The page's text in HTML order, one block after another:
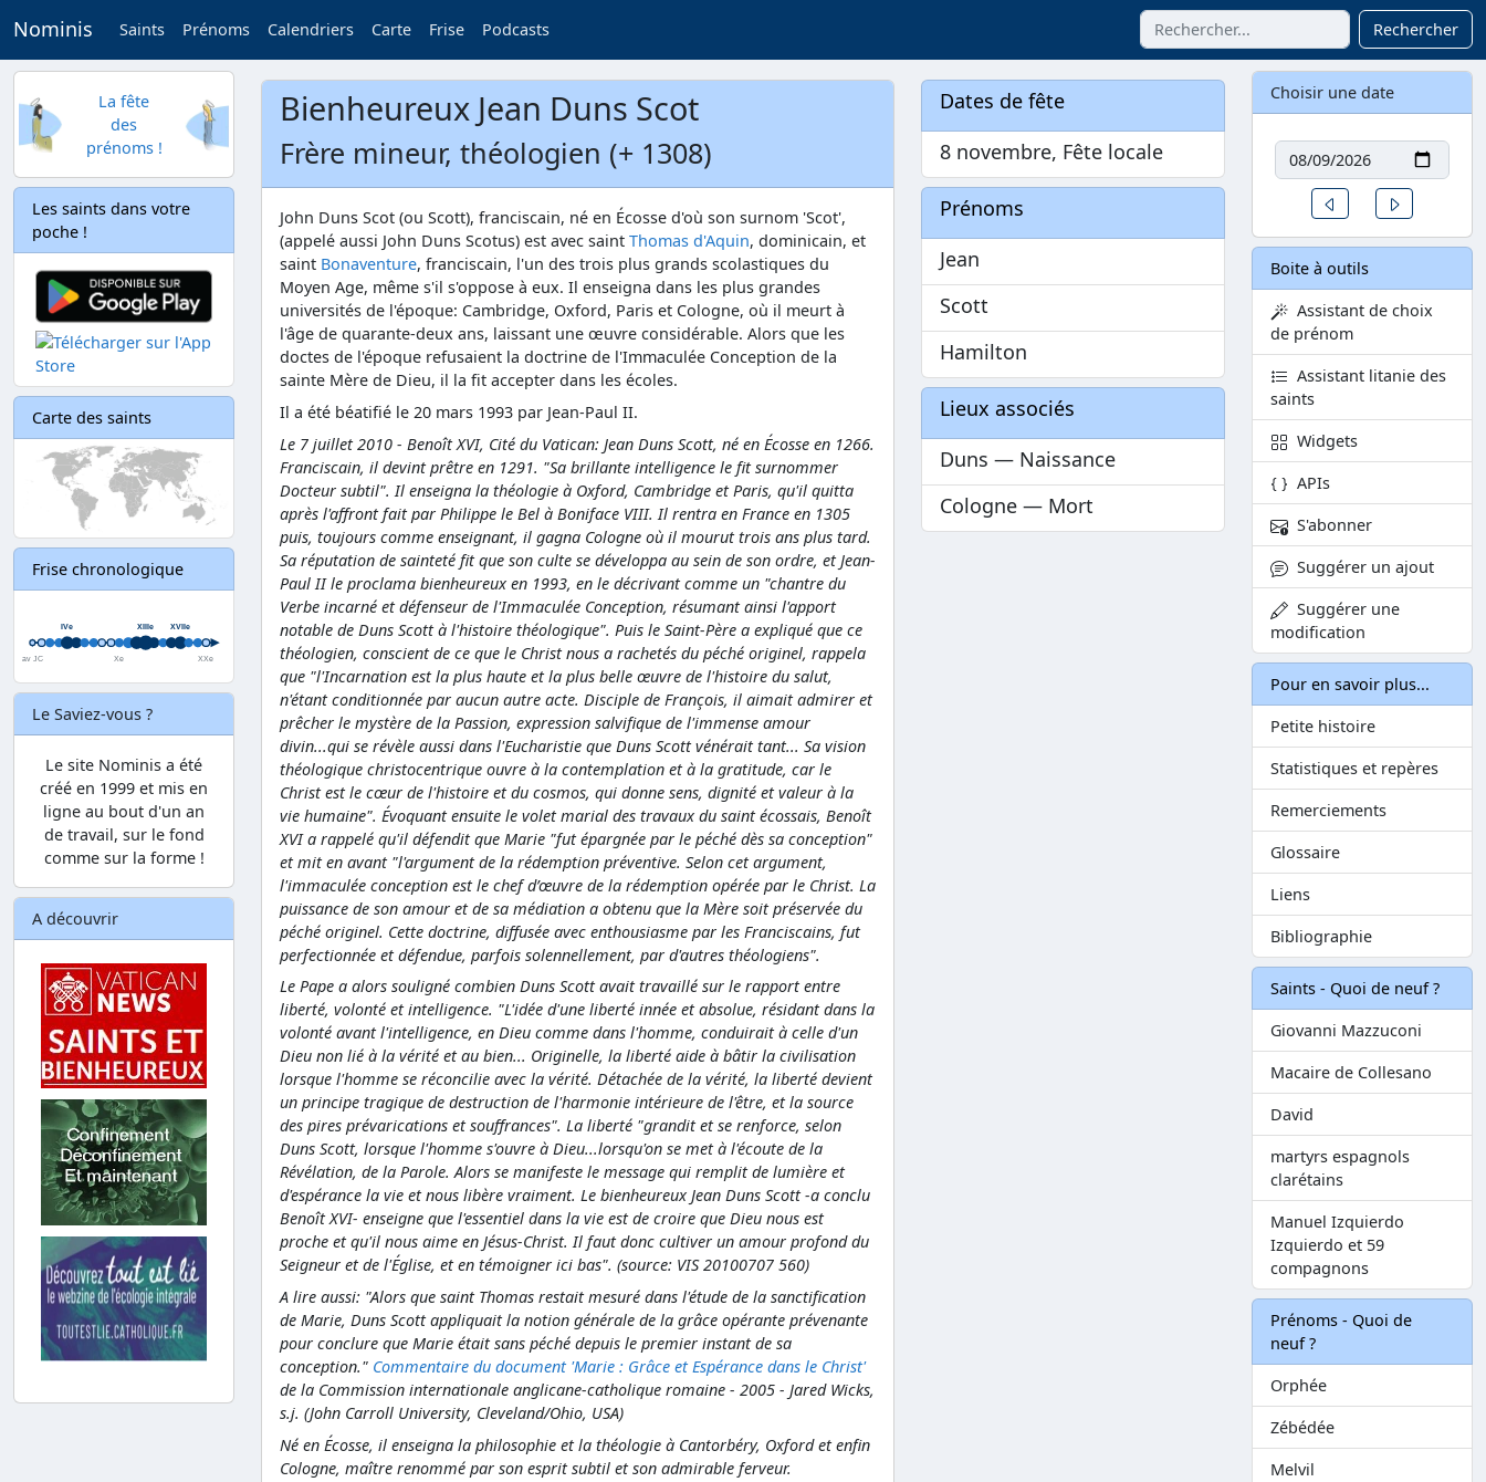
Nominis Saints Prénoms Calendriers Carte Frise Podcasts Rechercher
La fête
des
prénoms !
Les saints dans votre
poche !
Carte des saints
Frise chronologique
Le Saviez-vous ?
Le site Nominis a été
créé en 1999 et mis en
ligne au bout d'un an
de travail, sur le fond
comme sur la forme !
A découvrir
Bienheureux Jean Duns Scot
Frère mineur, théologien (+ 1308)
John Duns Scot (ou Scott), franciscain, né en Écosse d'où son surnom 'Scot',
(appelé aussi John Duns Scotus) est avec saint Thomas d'Aquin, dominicain, et
saint Bonaventure, franciscain, l'un des trois plus grands scolastiques du
Moyen Age, même s'il s'oppose à eux. Il enseigna dans les plus grandes
universités de l'époque: Cambridge, Oxford, Paris et Cologne, où il meurt à
l'âge de quarante-deux ans, laissant une œuvre considérable. Alors que les
doctes de l'époque refusaient la doctrine de l'Immaculée Conception de la
sainte Mère de Dieu, il la fit accepter dans les écoles.
Il a été béatifié le 20 mars 1993 par Jean-Paul II.
Le 7 juillet 2010 - Benoît XVI, Cité du Vatican: Jean Duns Scott, né en Écosse en 1266.
Franciscain, il devint prêtre en 1291. "Sa brillante intelligence le fit surnommer
Docteur subtil". Il enseigna la théologie à Oxford, Cambridge et Paris, qu'il quitta
après l'affront fait par Philippe le Bel à Boniface VIII. Il rentra en France en 1305
puis, toujours comme enseignant, il gagna Cologne où il mourut trois ans plus tard.
Sa réputation de sainteté fit que son culte se développa au sein de son ordre, et Jean-
Paul II le proclama bienheureux en 1993, en le décrivant comme un "chantre du
Verbe incarné et défenseur de l'Immaculée Conception, résumant ainsi l'apport
notable de Duns Scott à l'histoire théologique". Puis le Saint-Père a expliqué que ce
théologien, conscient de ce que le Christ nous a rachetés du péché originel, rappela
que "l'Incarnation est la plus haute et la plus belle œuvre de l'histoire du salut,
n'étant conditionnée par aucun autre acte. Disciple de François, il aimait admirer et
prêcher le mystère de la Passion, expression salvifique de l'immense amour
divin...qui se révèle aussi dans l'Eucharistie que Duns Scott vénérait tant... Sa vision
théologique christocentrique ouvre à la contemplation et à la gratitude, car le
Christ est le cœur de l'histoire et du cosmos, qui donne sens, dignité et valeur à la
vie humaine". Évoquant ensuite le volet marial des travaux du saint écossais, Benoît
XVI a rappelé qu'il défendit que Marie "fut épargnée par le péché dès sa conception"
et mit en avant "l'argument de la rédemption préventive. Selon cet argument,
l'immaculée conception est le chef d’œuvre de la rédemption opérée par le Christ. La
puissance de son amour et de sa médiation a obtenu que la Mère soit préservée du
péché originel. Cette doctrine, diffusée avec enthousiasme par les Franciscains, fut
perfectionnée et défendue, parfois solennellement, par d'autres théologiens".
Le Pape a alors souligné combien Duns Scott avait travaillé sur le rapport entre
liberté, volonté et intelligence. "L'idée d'une liberté innée et absolue, résidant dans la
volonté avant l'intelligence, en Dieu comme dans l'homme, conduirait à celle d'un
Dieu non lié à la vérité et au bien... Originelle, la liberté aide à bâtir la civilisation
lorsque l'homme se réconcilie avec la vérité. Détachée de la vérité, la liberté devient
un principe tragique de destruction de l'harmonie intérieure de l'être, et la source
des pires prévarications et souffrances". La liberté "grandit et se renforce, selon
Duns Scott, lorsque l'homme s'ouvre à Dieu...lorsqu'on se met à l'écoute de la
Révélation, de la Parole. Alors se manifeste le message qui remplit de lumière et
d'espérance la vie et nous libère vraiment. Le bienheureux Jean Duns Scott -a conclu
Benoît XVI- enseigne que l'essentiel dans la vie est de croire que Dieu nous est
proche et qu'il nous aime en Jésus-Christ. Il faut donc cultiver un amour profond du
Seigneur et de l'Église, et en témoigner ici bas". (source: VIS 20100707 560)
A lire aussi: "Alors que saint Thomas restait mesuré dans l'étude de la sanctification
de Marie, Duns Scott appliquait la notion générale de la grâce opérante prévenante
pour conclure que Marie était sans péché depuis le premier instant de sa
conception." Commentaire du document 'Marie : Grâce et Espérance dans le Christ'
de la Commission internationale anglicane-catholique romaine - 2005 - Jared Wicks,
s.j. (John Carroll University, Cleveland/Ohio, USA)
Né en Écosse, il enseigna la philosophie et la théologie à Cantorbéry, Oxford et enfin
Cologne, maître renommé par son esprit subtil et son admirable ferveur.
Dates de fête
8 novembre, Fête locale
Prénoms
Jean
Scott
Hamilton
Lieux associés
Duns — Naissance
Cologne — Mort
Choisir une date
Date
Un jour avant
Boite à outils
Assistant de choix
de prénom
Assistant litanie des
saints
Widgets
APIs
S'abonner
Suggérer un ajout
Suggérer une
modification
Pour en savoir plus...
Petite histoire
Statistiques et repères
Remerciements
Glossaire
Liens
Bibliographie
Saints - Quoi de neuf ?
Giovanni Mazzuconi
Macaire de Collesano
David
martyrs espagnols
clarétains
Manuel Izquierdo
Izquierdo et 59
compagnons
Prénoms - Quoi de
neuf ?
Orphée
Zébédée
Melvil